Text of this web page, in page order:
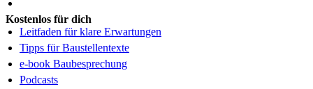
Kostenlos für dich
Leitfaden für klare Erwartungen
Tipps für Baustellentexte
e-book Baubesprechung
Podcasts